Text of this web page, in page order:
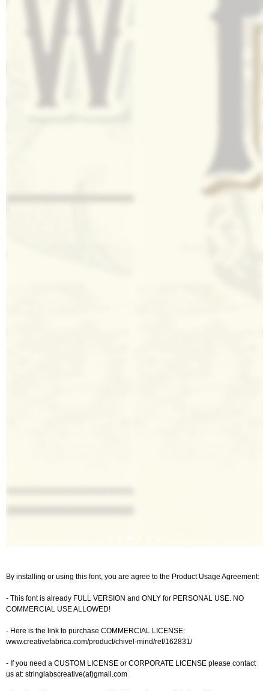
By installing or using this font, you are agree to the Product Usage Agreement:
- This font is already FULL VERSION and ONLY for PERSONAL USE. NO
COMMERCIAL USE ALLOWED!
- Here is the link to purchase COMMERCIAL LICENSE:
www.creativefabrica.com/product/chivel-mind/ref/162831/
- If you need a CUSTOM LICENSE or CORPORATE LICENSE please contact
us at: stringlabscreative(at)gmail.com